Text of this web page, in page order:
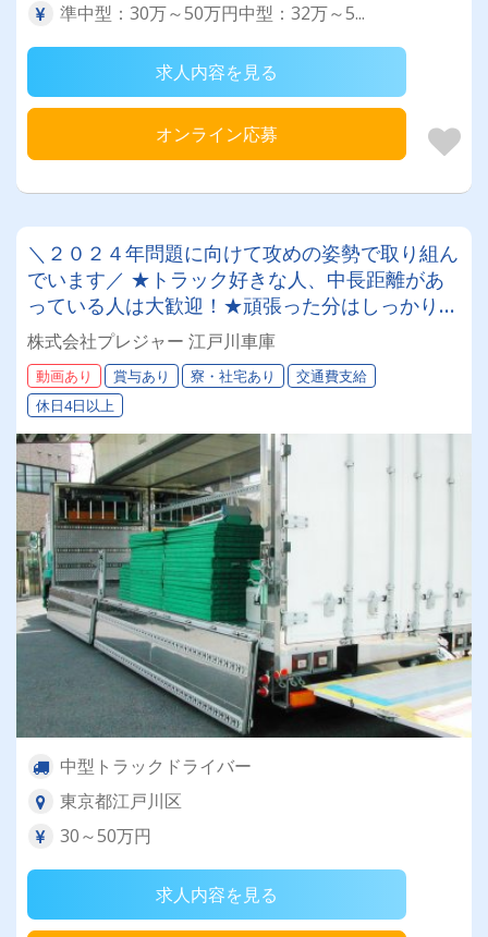
準中型：30万～50万円中型：32万～5...
求人内容を見る
オンライン応募
＼２０２４年問題に向けて攻めの姿勢で取り組ん
でいます／ ★トラック好きな人、中長距離があ
っている人は大歓迎！★頑張った分はしっかりお
給与に反映！！ 免許取得支援制度もございま
す！月収４０万円以上可♪
株式会社プレジャー 江戸川車庫
動画あり 賞与あり 寮・社宅あり
交通費支給
休日4日以上
中型トラックドライバー
東京都江戸川区
30～50万円
求人内容を見る